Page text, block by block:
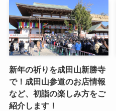
新年の祈りを成田山新勝寺
で！成田山参道のお店情報
など、初詣の楽しみ方をご
紹介します！